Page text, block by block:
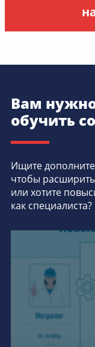
Вам
обучить
Ищите
чтобы
или хотите
как специалиста?